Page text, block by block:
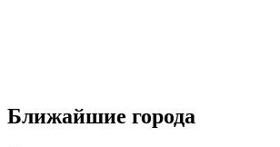
Ближайшие города